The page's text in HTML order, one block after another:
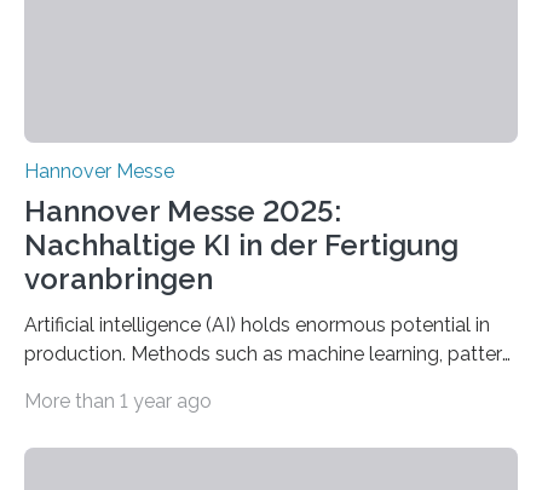
Hannover Messe
Hannover Messe 2025:
Nachhaltige KI in der Fertigung
voranbringen
Artificial intelligence (AI) holds enormous potential in
production. Methods such as machine learning, pattern
insights from production data and measurements,
More than 1 year ago